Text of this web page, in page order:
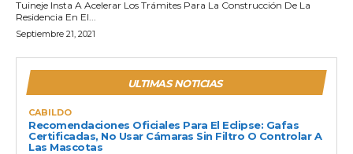
Tuineje Insta A Acelerar Los Trámites Para La Construcción De La
Residencia En El...
Septiembre 21, 2021
ULTIMAS NOTICIAS
CABILDO
Recomendaciones Oficiales Para El Eclipse: Gafas
Certificadas, No Usar Cámaras Sin Filtro O Controlar A
Las Mascotas